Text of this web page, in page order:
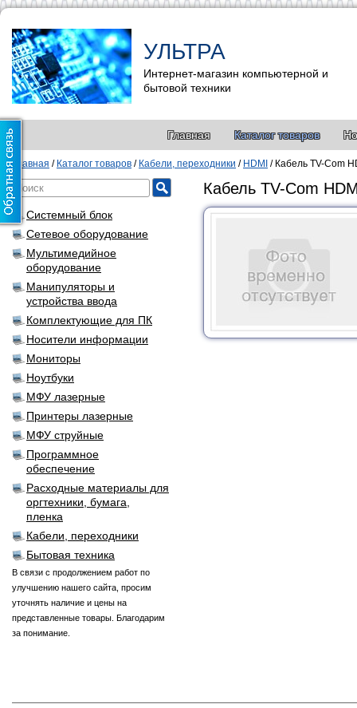
УЛЬТРА
Интернет-магазин компьютерной и
бытовой техники
Главная Каталог товаров
Главная / Каталог товаров / Кабели, переходники / HDMI / Кабель TV-Com
Системный блок
Сетевое оборудование
Мультимедийное
оборудование
Манипуляторы и
устройства ввода
Комплектующие для ПК
Носители информации
Мониторы
Ноутбуки
МФУ лазерные
Принтеры лазерные
МФУ струйные
Программное
обеспечение
Расходные материалы для
оргтехники, бумага,
пленка
Кабели, переходники
Бытовая техника
В связи с продолжением работ по
улучшению нашего сайта, просим
уточнять наличие и цены на
представленные товары. Благодарим
за понимание.
Кабель TV-Com